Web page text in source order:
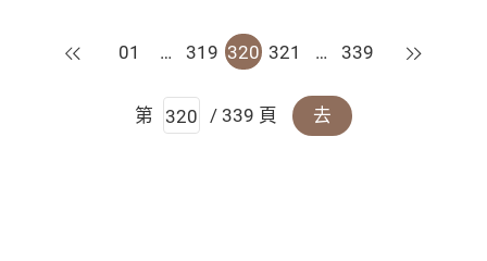
上一頁
01 … 319 320 321 … 339 下一頁
第 / 339 頁 去